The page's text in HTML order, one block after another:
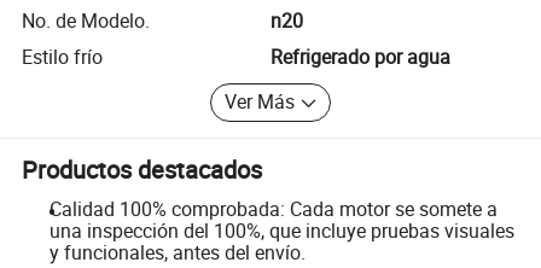
No. de Modelo.
n20
Estilo frío
Refrigerado por agua
Ver Más
Productos destacados
Calidad 100% comprobada: Cada motor se somete a
una inspección del 100%, que incluye pruebas visuales
y funcionales, antes del envío.